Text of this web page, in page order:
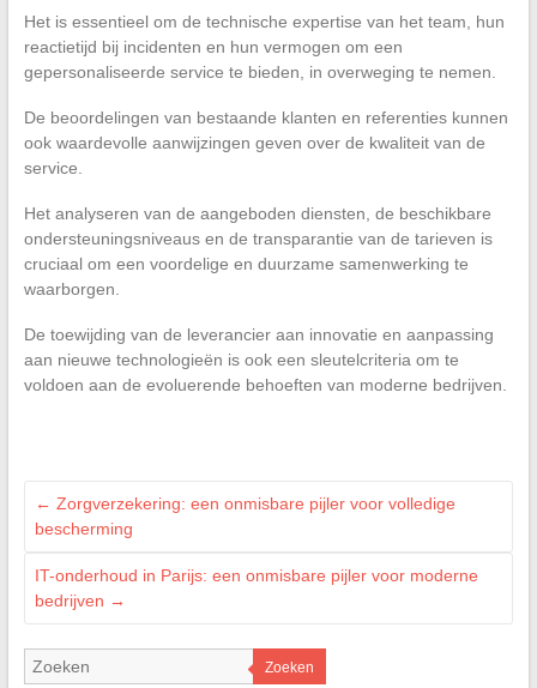
Het is essentieel om de technische expertise van het team, hun
reactietijd bij incidenten en hun vermogen om een
gepersonaliseerde service te bieden, in overweging te nemen.
De beoordelingen van bestaande klanten en referenties kunnen
ook waardevolle aanwijzingen geven over de kwaliteit van de
service.
Het analyseren van de aangeboden diensten, de beschikbare
ondersteuningsniveaus en de transparantie van de tarieven is
cruciaal om een voordelige en duurzame samenwerking te
waarborgen.
De toewijding van de leverancier aan innovatie en aanpassing
aan nieuwe technologieën is ook een sleutelcriteria om te
voldoen aan de evoluerende behoeften van moderne bedrijven.
← Zorgverzekering: een onmisbare pijler voor volledige
bescherming
IT-onderhoud in Parijs: een onmisbare pijler voor moderne
bedrijven →
Zoeken